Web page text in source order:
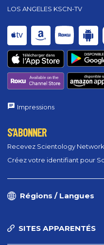
LOS ANGELES KSCN-TV
Impressions
S’ABONNER
Recevez Scientology
Créez votre identifiant pour
Régions / Langues
SITES APPARENTÉS